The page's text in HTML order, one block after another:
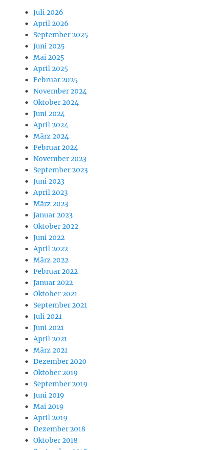
Juli 2026
April 2026
September 2025
Juni 2025
Mai 2025
April 2025
Februar 2025
November 2024
Oktober 2024
Juni 2024
April 2024
März 2024
Februar 2024
November 2023
September 2023
Juni 2023
April 2023
März 2023
Januar 2023
Oktober 2022
Juni 2022
April 2022
März 2022
Februar 2022
Januar 2022
Oktober 2021
September 2021
Juli 2021
Juni 2021
April 2021
März 2021
Dezember 2020
Oktober 2019
September 2019
Juni 2019
Mai 2019
April 2019
Dezember 2018
Oktober 2018